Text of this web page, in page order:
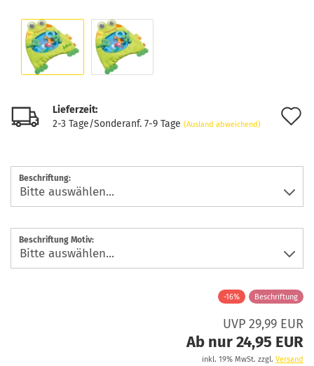
Lieferzeit:
2-3 Tage/Sonderanf. 7-9 Tage (Ausland abweichend)
Beschriftung:
Beschriftung Motiv:
-16% Beschriftung
UVP 29,99 EUR
Ab nur 24,95 EUR
inkl. 19% MwSt. zzgl. Versand